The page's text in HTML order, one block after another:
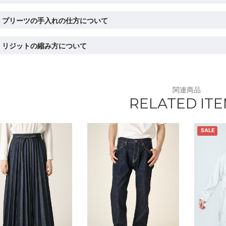
プリーツの手入れの仕方について
リジットの縮み方について
関連商品
RELATED
SALE